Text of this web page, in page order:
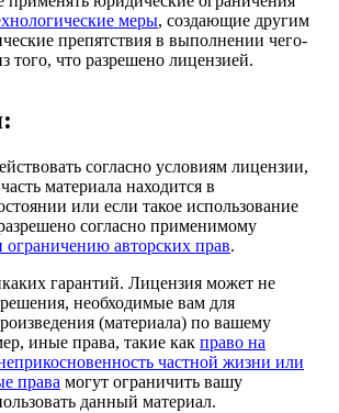
меры, создающие другим
препятствия в выполнении чего-
того, что разрешено лицензией.
согласно условиям лицензии,
материала находится в
или если такое использование
согласно применимому
авторских прав.
гарантий. Лицензия может не
необходимые вам для
(материала) по вашему
иные права, такие как право на
частной жизни или
права могут ограничить вашу
данный материал.